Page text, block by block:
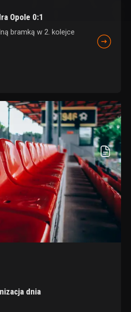
Opole 0:1
bramką w 2. kolejce
dnia